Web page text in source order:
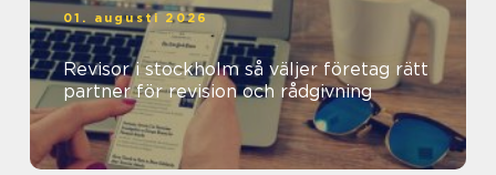
01. augusti 2026
Revisor i stockholm så väljer företag rätt
partner för revision och rådgivning